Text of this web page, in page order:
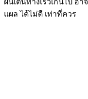
แผล ได้ไม่ดี เท่าที่ควร